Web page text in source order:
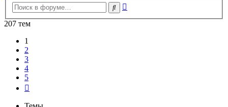
Поиск
207 тем
1
2
3
4
5